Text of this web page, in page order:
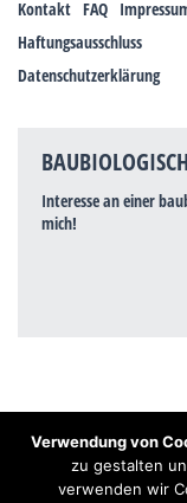
Kontakt FAQ
Haftungsausschluss
Datenschutzerklärung
Interesse an einer
mich!
Hinweis: Trotz zahlreicher
Elektrosmog und
praktischen Schulmedizin
Verwendung von
zu gestalten
verwenden wir